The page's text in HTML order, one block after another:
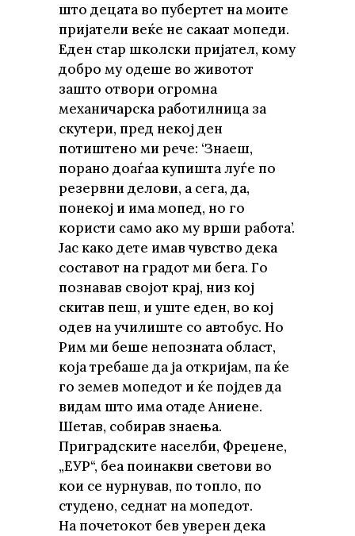
што децата во пубертет на моите
пријатели веќе не сакаат мопеди.
Еден стар школски пријател, кому
добро му одеше во животот
зашто отвори огромна
механичарска работилница за
скутери, пред некој ден
потиштено ми рече: ‘Знаеш,
порано доаѓаа купишта луѓе по
резервни делови, а сега, да,
понекој и има мопед, но го
користи само ако му врши работа’.
Јас како дете имав чувство дека
составот на градот ми бега. Го
познавав својот крај, низ кој
скитав пеш, и уште еден, во кој
одев на училиште со автобус. Но
Рим ми беше непозната област,
која требаше да ја откријам, па ќе
го земев мопедот и ќе појдев да
видам што има отаде Аниене.
Шетав, собирав знаења.
Приградските населби, Фреџене,
„ЕУР“, беа поинакви светови во
кои се нурнував, по топло, по
студено, седнат на мопедот.
На почетокот бев уверен дека